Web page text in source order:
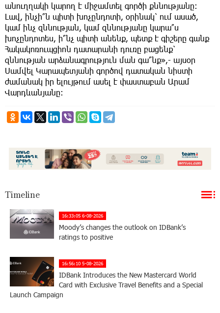
անուղղակի կարող է միջամտել գործի քննությանը։
Լավ, ինչի՞ն պիտի խոչընդոտի, օրինակ՝ ում ասած,
կամ ինչ զննության, կամ զննությանը կարա՞ս
խոչընդոտես, ի՞նչ պիտի անենք, պետք է գիշերը գանք
Հակակոռուպցիոն դատարանի դուռը բացենք՝
զննության արձանագրություն ման գա՞նք»,- այսօր
Սամվել Կարապետյանի գործով դատական նիստի
ժամանակ իր ելույթում ասել է փաստաբան Արամ
Վարդևանյանը։
Timeline
16:33:05 6-08-2026
Moody’s changes the outlook on IDBank’s
ratings to positive
16:56:10 5-08-2026
IDBank Introduces the New Mastercard World
Card with Exclusive Travel Benefits and a Special
Launch Campaign